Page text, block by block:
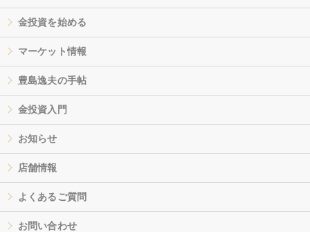
金投資を始める
マーケット情報
豊島逸夫の手帖
金投資入門
お知らせ
店舗情報
よくあるご質問
お問い合わせ